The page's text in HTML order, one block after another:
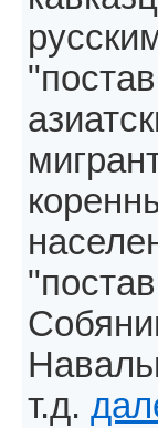
т.д.